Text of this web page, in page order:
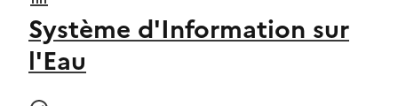
Système d'Information sur
l'Eau